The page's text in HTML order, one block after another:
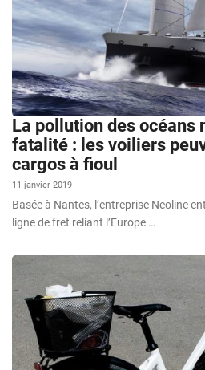
La pollution des océans
fatalité : les voiliers
cargos à fioul
11 janvier 2019
Basée à Nantes, l’entreprise Neoline
ligne de fret reliant l’Europe …